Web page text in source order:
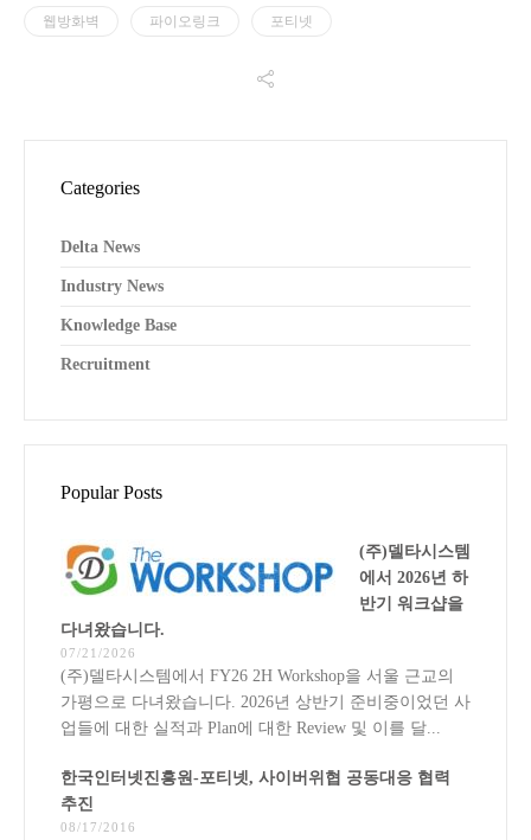
웹방화벽 파이오링크 포티넷
Categories
Delta News
Industry News
Knowledge Base
Recruitment
Popular Posts
(주)델타시스템
에서 2026년 하
반기 워크샵을
다녀왔습니다.
07/21/2026
(주)델타시스템에서 FY26 2H Workshop을 서울 근교의
가평으로 다녀왔습니다. 2026년 상반기 준비중이었던 사
업들에 대한 실적과 Plan에 대한 Review 및 이를 달...
한국인터넷진흥원-포티넷, 사이버위협 공동대응 협력
추진
08/17/2016